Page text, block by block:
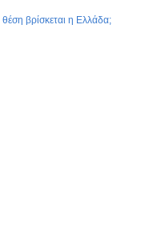
βρίσκεται η Ελλάδα;